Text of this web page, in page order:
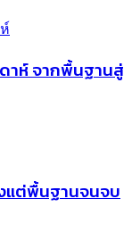
าห์ จากพื้นฐานสู่
แต่พื้นฐานจนจบ